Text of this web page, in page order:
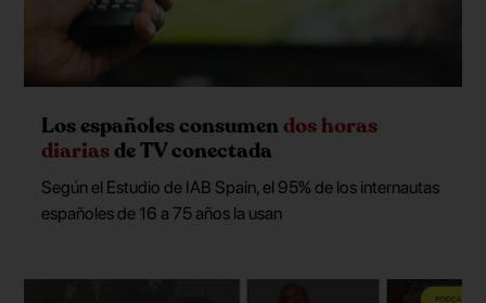
Los españoles consumendos horas
diariasde TV conectada
Según el Estudio de IAB Spain, el 95% de los internautas
españoles de 16 a 75 años la usan